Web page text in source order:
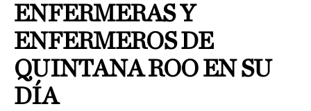
ENFERMERAS Y
ENFERMEROS DE
QUINTANA ROO EN SU
DÍA